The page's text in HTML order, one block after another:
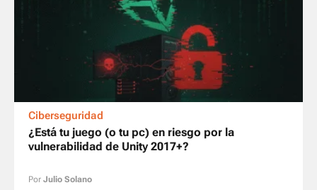
Ciberseguridad
¿Está tu juego (o tu pc) en riesgo por la
vulnerabilidad de Unity 2017+?
Por Julio Solano